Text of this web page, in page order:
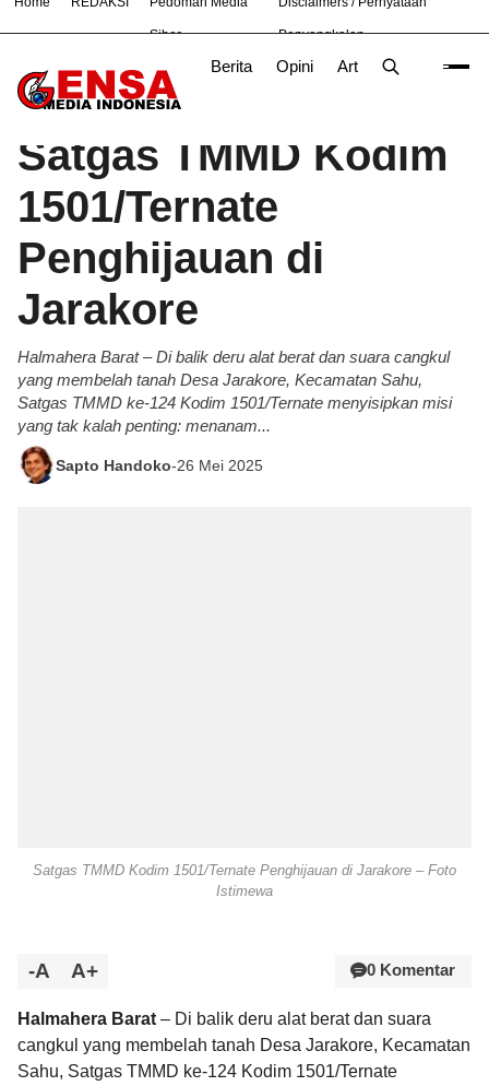
Siber Penyangkalan
Berita Opini Artikel
# Bekasi Cara Ekonomi Informasi Nasional
Beranda/Berita
Satgas TMMD Kodim
1501/Ternate
Penghijauan di
Jarakore
Halmahera Barat – Di balik deru alat berat dan suara cangkul
yang membelah tanah Desa Jarakore, Kecamatan Sahu,
Satgas TMMD ke-124 Kodim 1501/Ternate menyisipkan misi
yang tak kalah penting: menanam...
Sapto Handoko-26 Mei 2025
Satgas TMMD Kodim 1501/Ternate Penghijauan di Jarakore – Foto
Istimewa
-A A+ 0 Komentar
Halmahera Barat – Di balik deru alat berat dan suara
cangkul yang membelah tanah Desa Jarakore, Kecamatan
Sahu, Satgas TMMD ke-124 Kodim 1501/Ternate